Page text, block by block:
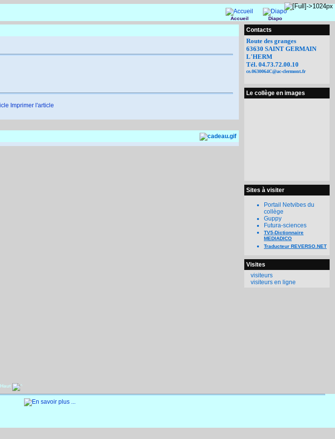
Accueil Diapo
Imprimer l'article
Contacts
Route des granges
63630 SAINT GERMAIN
L'HERM
Tél. 04.73.72.00.10
ce.0630064C@ac-clermont.fr
Le collège en images
Sites à visiter
Portail Netvibes du
collège
Guppy
Futura-sciences
TV5-Dictionnaire
MEDIADICO
Traducteur REVERSO.NET
Visites
visiteurs
visiteurs en ligne
Haut